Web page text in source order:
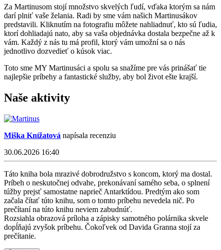
Za Martinusom stojí množstvo skvelých ľudí, vďaka ktorým sa nám
darí plniť vaše želania. Radi by sme vám našich Martinusákov
predstavili. Kliknutím na fotografiu môžete nahliadnuť, kto sú ľudia,
ktorí dohliadajú nato, aby sa vaša objednávka dostala bezpečne až k
vám. Každý z nás tu má profil, ktorý vám umožní sa o nás
jednotlivo dozvedieť o kúsok viac.
Toto sme MY Martinusáci a spolu sa snažíme pre vás prinášať tie
najlepšie príbehy a fantastické služby, aby bol život ešte krajší.
Naše aktivity
Miška Knížatová napísala recenziu
30.06.2026 16:40
Táto kniha bola mrazivé dobrodružstvo s koncom, ktorý ma dostal.
Príbeh o neskutočnej odvahe, prekonávaní samého seba, o splnení
túžby prejsť samostatne naprieč Antarktídou. Predtým ako som
začala čítať túto knihu, som o tomto príbehu nevedela nič. Po
prečítaní na túto knihu neviem zabudnúť.
Rozsiahla obrazová príloha a zápisky samotného polárnika skvele
dopĺňajú zvyšok príbehu. Čokoľvek od Davida Granna stojí za
prečítanie.